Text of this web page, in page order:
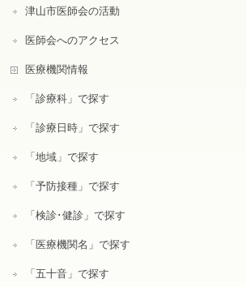
津山市医師会の活動
医師会へのアクセス
医療機関情報
「診療科」で探す
「診療日時」で探す
「地域」で探す
「予防接種」で探す
「検診･健診」で探す
「医療機関名」で探す
「五十音」で探す